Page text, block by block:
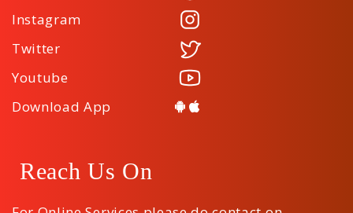
Instagram
Twitter
Youtube
Download App
Reach Us On